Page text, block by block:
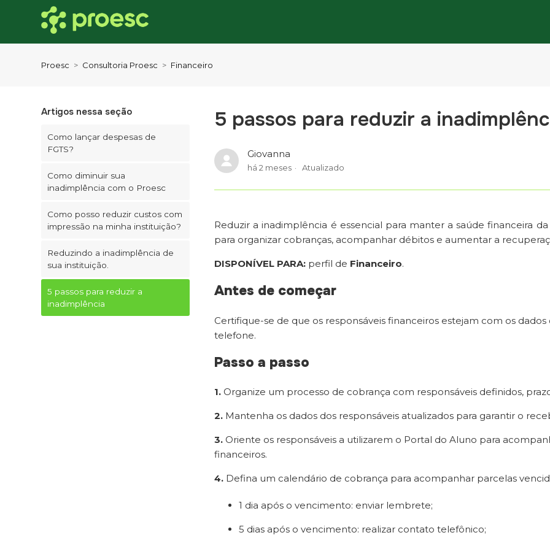
Proesc Consultoria Proesc Financeiro
Artigos nessa seção
Como lançar despesas de
FGTS?
Como diminuir sua
inadimplência com o Proesc
Como posso reduzir custos com
impressão na minha instituição?
Reduzindo a inadimplência de
sua instituição.
5 passos para reduzir a
inadimplência
5 passos para reduzir a
Giovanna
há 2 meses Atualizado
Reduzir a inadimplência é essencial para manter a saúde financeira
para organizar cobranças, acompanhar débitos e aumentar a
DISPONÍVEL PARA: perfil de Financeiro.
Antes de começar
Certifique-se de que os responsáveis financeiros estejam com os
telefone.
Passo a passo
1. Organize um processo de cobrança com responsáveis definidos,
2. Mantenha os dados dos responsáveis atualizados para garantir o
3. Oriente os responsáveis a utilizarem o Portal do Aluno para
financeiros.
4. Defina um calendário de cobrança para acompanhar parcelas
1 dia após o vencimento: enviar lembrete;
5 dias após o vencimento: realizar contato telefônico;